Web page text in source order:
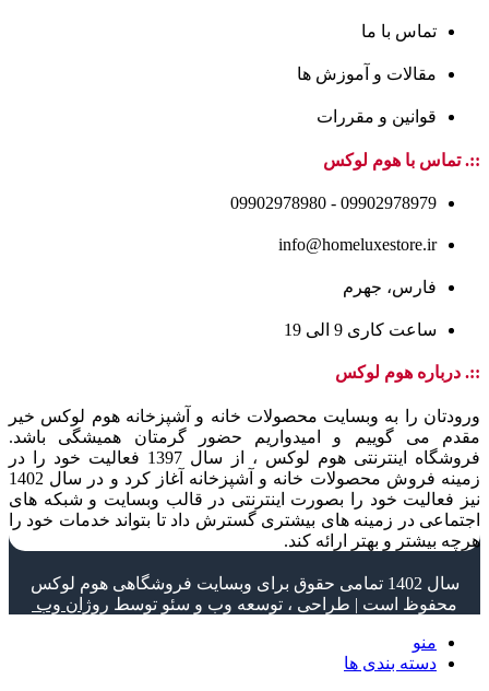
تماس با ما
مقالات و آموزش ها
قوانین و مقررات
::. تماس با هوم لوکس
09902978979 - 09902978980
info@homeluxestore.ir
فارس، جهرم
ساعت کاری 9 الی 19
::. درباره هوم لوکس
ورودتان را به وبسایت محصولات خانه و آشپزخانه هوم لوکس خیر
مقدم می گوییم و امیدواریم حضور گرمتان همیشگی باشد.
فروشگاه اینترنتی هوم لوکس ، از سال 1397 فعالیت خود را در
زمینه فروش محصولات خانه و آشپزخانه آغاز کرد و در سال 1402
نیز فعالیت خود را بصورت اینترنتی در قالب وبسایت و شبکه های
اجتماعی در زمینه های بیشتری گسترش داد تا بتواند خدمات خود را
هرچه بیشتر و بهتر ارائه کند.
سال 1402 تمامی حقوق برای وبسایت فروشگاهی هوم لوکس
محفوظ است | طراحی ، توسعه وب و سئو توسط روژان وب
منو
دسته بندی ها